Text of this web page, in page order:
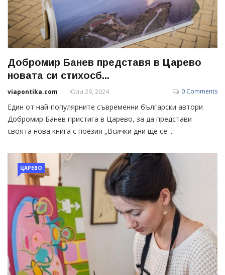
Добромир Банев представя в Царево
новата си стихосб...
viapontika.com Юли 29, 2024 0 Comments
Един от най-популярните съвременни български автори
Добромир Банев пристига в Царево, за да представи
своята нова книга с поезия „Всички дни ще се ...
ЦАРЕВО